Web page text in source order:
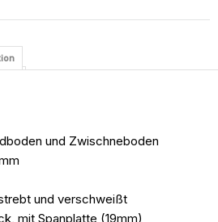
und Zwischneboden
und verschweißt
mit Spanplatte (19mm)